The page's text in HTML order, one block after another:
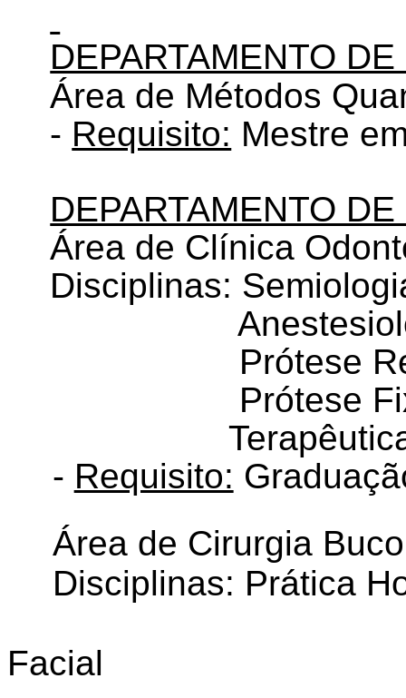
DEPARTAMENTO
Área de Métodos
- Requisito: Mestre
DEPARTAMENTO
Área de Clínica
Disciplinas:
Prótese
Prótese
- Requisito:
Área de Cirurgia
Disciplinas: Prática
Facial